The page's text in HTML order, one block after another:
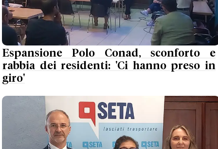
Espansione Polo Conad, sconforto e
rabbia dei residenti: 'Ci hanno preso in
giro'